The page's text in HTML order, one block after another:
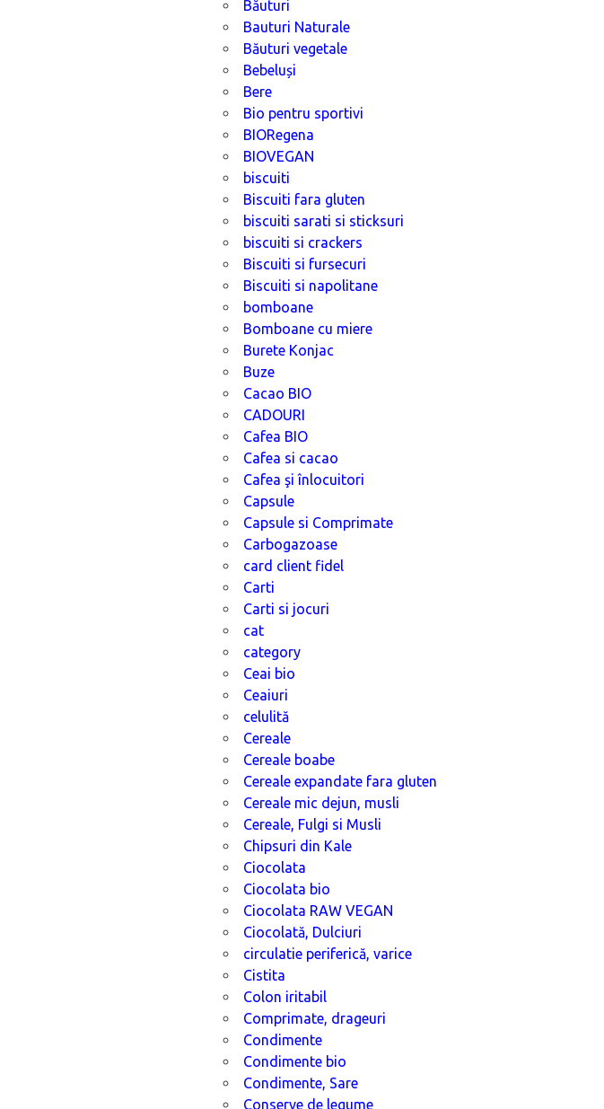
Băuturi
Bauturi Naturale
Băuturi vegetale
Bebeluși
Bere
Bio pentru sportivi
BIORegena
BIOVEGAN
biscuiti
Biscuiti fara gluten
biscuiti sarati si sticksuri
biscuiti si crackers
Biscuiti si fursecuri
Biscuiti si napolitane
bomboane
Bomboane cu miere
Burete Konjac
Buze
Cacao BIO
CADOURI
Cafea BIO
Cafea si cacao
Cafea şi înlocuitori
Capsule
Capsule si Comprimate
Carbogazoase
card client fidel
Carti
Carti si jocuri
cat
category
Ceai bio
Ceaiuri
celulită
Cereale
Cereale boabe
Cereale expandate fara gluten
Cereale mic dejun, musli
Cereale, Fulgi si Musli
Chipsuri din Kale
Ciocolata
Ciocolata bio
Ciocolata RAW VEGAN
Ciocolată, Dulciuri
circulatie periferică, varice
Cistita
Colon iritabil
Comprimate, drageuri
Condimente
Condimente bio
Condimente, Sare
Conserve de legume